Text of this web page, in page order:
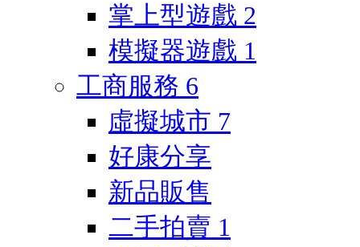
掌上型遊戲 2
模擬器遊戲 1
工商服務 6
虛擬城市 7
好康分享
新品販售
二手拍賣 1